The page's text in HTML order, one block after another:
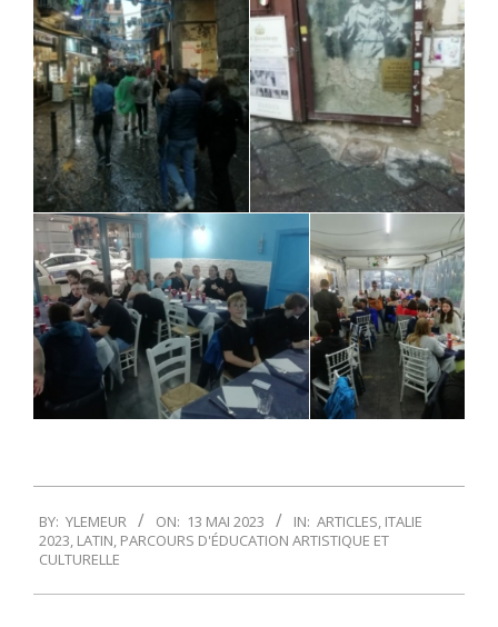
05-
13
BY: YLEMEUR ON: 13 MAI 2023 IN: ARTICLES, ITALIE
2023, LATIN, PARCOURS D'ÉDUCATION ARTISTIQUE ET
CULTURELLE